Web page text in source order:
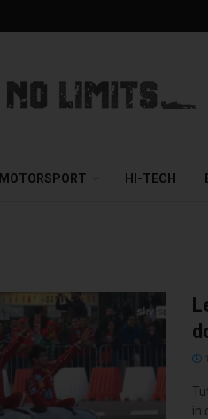
MOTORSPORT HI-TECH
in